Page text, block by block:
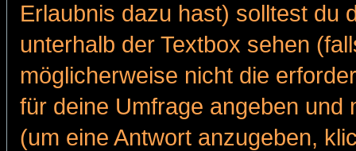
Erlaubnis dazu hast) solltest du
unterhalb der Textbox sehen
möglicherweise nicht die
für deine Umfrage angeben und
(um eine Antwort anzugeben,